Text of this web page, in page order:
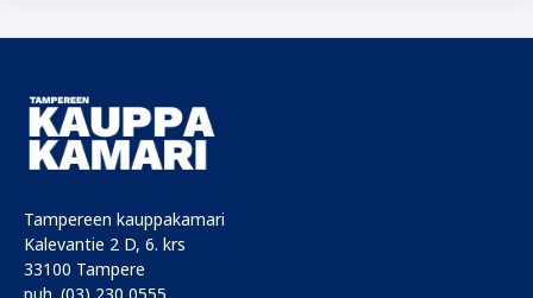
Tampereen kauppakamari
Kalevantie 2 D, 6. krs
33100 Tampere